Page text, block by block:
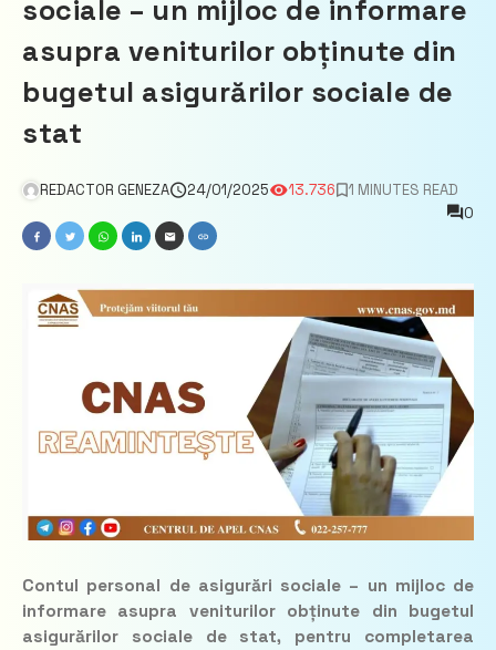
sociale – un mijloc de informare
asupra veniturilor obținute din
bugetul asigurărilor sociale de
stat
REDACTOR GENEZA 24/01/2025 13.736
1 MINUTES READ
0
Contul personal de asigurări sociale – un mijloc de
informare asupra veniturilor obținute din bugetul
asigurărilor sociale de stat, pentru completarea